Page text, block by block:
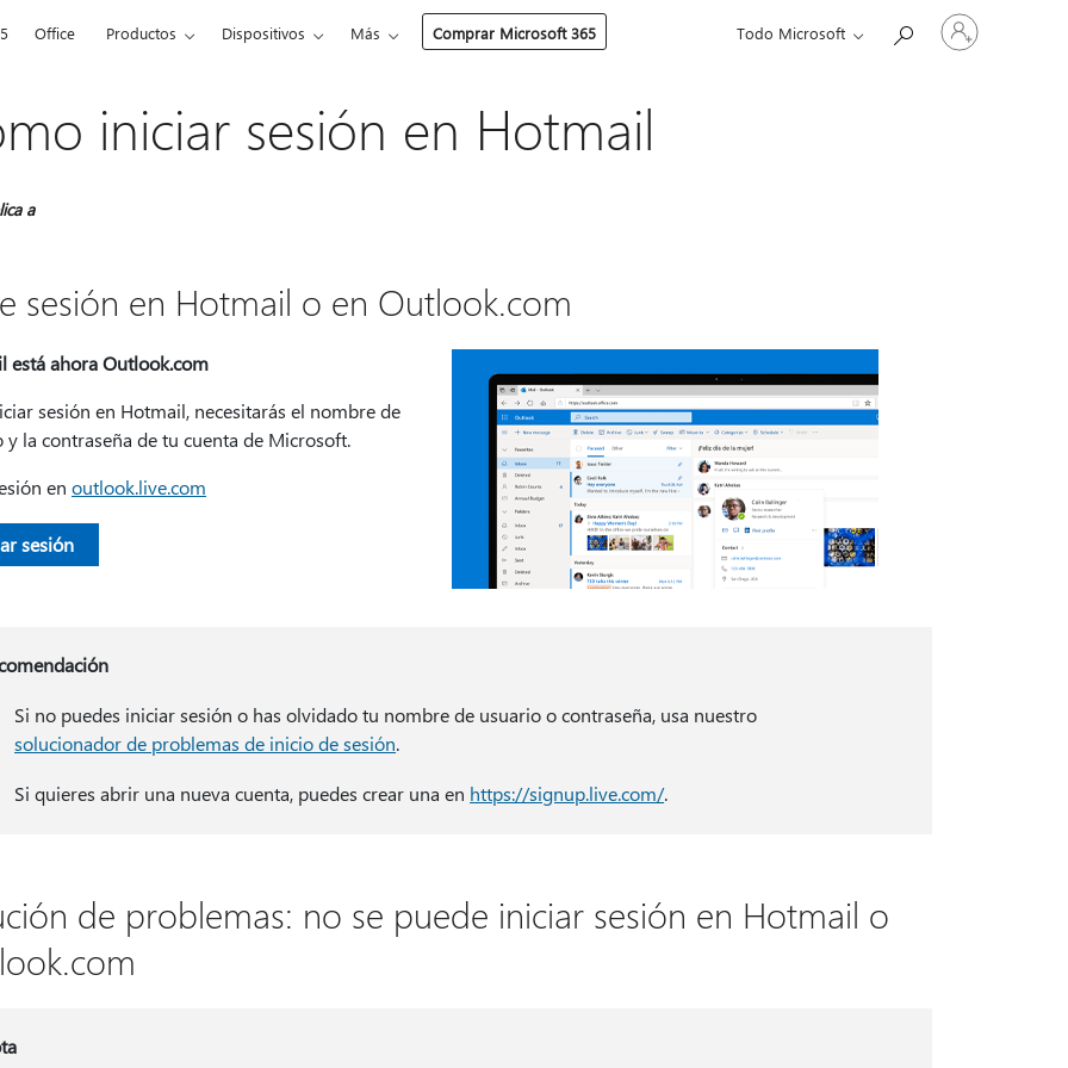
Office Productos Dispositivos Más Comprar Microsoft 365 Todo Microsoft
Iniciar
sesión
iniciar sesión en Hotmail
a
sesión en Hotmail o en Outlook.com
está ahora Outlook.com
sesión en Hotmail, necesitarás el nombre de
y la contraseña de tu cuenta de Microsoft.
en outlook.live.com
sesión
Si no puedes iniciar sesión o has olvidado tu nombre de usuario o contraseña, usa nuestro
solucionador de problemas de inicio de sesión.
Si quieres abrir una nueva cuenta, puedes crear una en https://signup.live.com/.
de problemas: no se puede iniciar sesión en Hotmail o